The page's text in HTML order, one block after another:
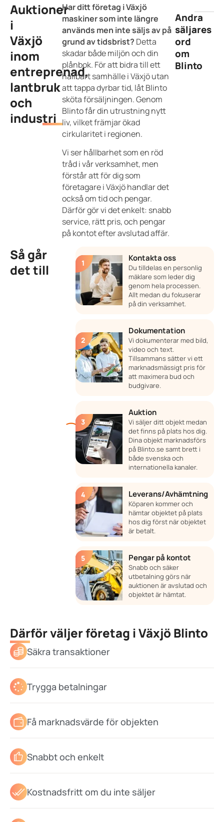
Auktioner
i
Växjö
inom
entreprenad,
lantbruk
och
industri
Har ditt företag i Växjö
maskiner som inte längre
används men inte säljs av på
grund av tidsbrist? Detta
skadar både miljön och din
plånbok. För att bidra till ett
hållbart samhälle i Växjö utan
att tappa dyrbar tid, låt Blinto
sköta försäljningen. Genom
Blinto får din utrustning nytt
liv, vilket främjar ökad
cirkularitet i regionen.
Vi ser hållbarhet som en röd
tråd i vår verksamhet, men
förstår att för dig som
företagare i Växjö handlar det
också om tid och pengar.
Därför gör vi det enkelt: snabb
service, rätt pris, och pengar
på kontot efter avslutad affär.
Andra
säljares
ord
om
Blinto
Så går
det till
Kontakta oss
Du tilldelas en personlig
mäklare som leder dig
genom hela processen.
Allt medan du fokuserar
på din verksamhet.
Dokumentation
Vi dokumenterar med bild,
video och text.
Tillsammans sätter vi ett
marknadsmässigt pris för
att maximera bud och
budgivare.
Auktion
Vi säljer ditt objekt medan
det finns på plats hos dig.
Dina objekt marknadsförs
på Blinto.se samt brett i
både svenska och
internationella kanaler.
Leverans/Avhämtning
Köparen kommer och
hämtar objektet på plats
hos dig först när objektet
är betalt.
Pengar på kontot
Snabb och säker
utbetalning görs när
auktionen är avslutad och
objektet är hämtat.
Därför väljer företag i Växjö Blinto
Säkra transaktioner
Trygga betalningar
Få marknadsvärde för objekten
Snabbt och enkelt
Kostnadsfritt om du inte säljer